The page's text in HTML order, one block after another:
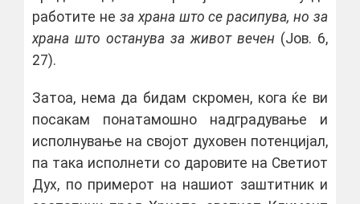
работите не за храна што се расипува, но за
храна што останува за живот вечен (Јов. 6,
27).
Затоа, нема да бидам скромен, кога ќе ви
посакам понатамошно надградување и
исполнување на својот духовен потенцијал,
па така исполнети со даровите на Светиот
Дух, по примерот на нашиот заштитник и